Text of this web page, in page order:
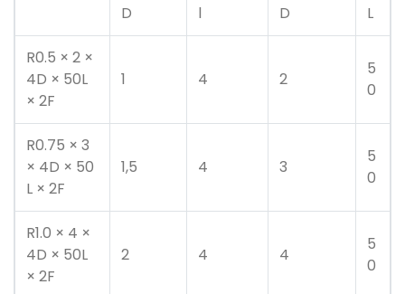
D l D L
R0.5 × 2 ×
4D × 50L
× 2F
1 4 2
5
0
R0.75 × 3
× 4D × 50
L × 2F
1,5 4 3
5
0
R1.0 × 4 ×
4D × 50L
× 2F
2 4 4
5
0